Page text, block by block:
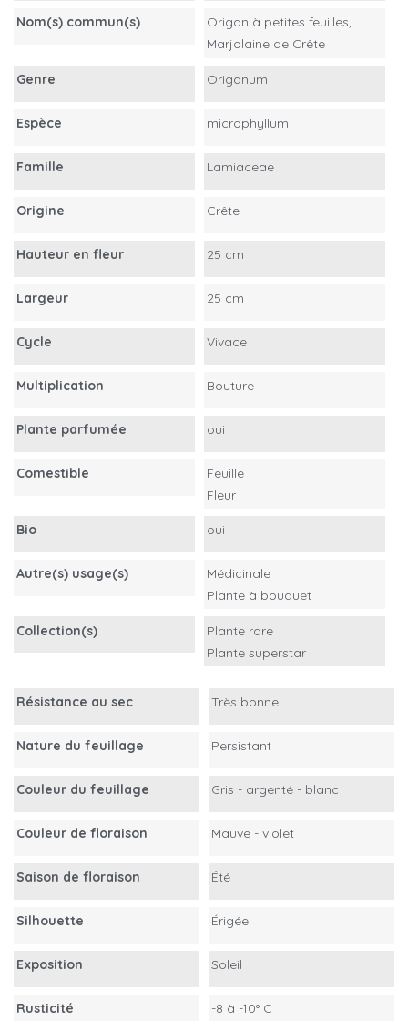
Nom(s) commun(s)
Origan à petites feuilles,
Marjolaine de Crête
Genre Origanum
Espèce microphyllum
Famille Lamiaceae
Origine Crête
Hauteur en fleur 25 cm
Largeur 25 cm
Cycle Vivace
Multiplication Bouture
Plante parfumée oui
Comestible
Feuille
Fleur
Bio oui
Autre(s) usage(s)
Médicinale
Plante à bouquet
Collection(s)
Plante rare
Plante superstar
Résistance au sec Très bonne
Nature du feuillage Persistant
Couleur du feuillage Gris - argenté - blanc
Couleur de floraison Mauve - violet
Saison de floraison Été
Silhouette Érigée
Exposition Soleil
Rusticité -8 à -10° C